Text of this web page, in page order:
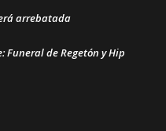
arrebatada
Funeral de Regetón y Hip